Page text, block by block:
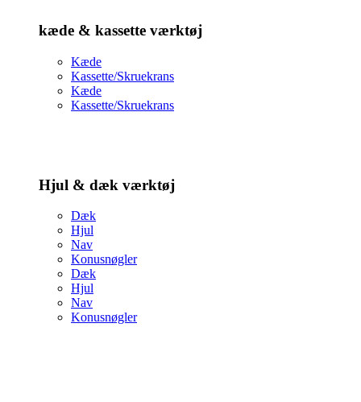
kæde & kassette værktøj
Kæde
Kassette/Skruekrans
Kæde
Kassette/Skruekrans
Hjul & dæk værktøj
Dæk
Hjul
Nav
Konusnøgler
Dæk
Hjul
Nav
Konusnøgler